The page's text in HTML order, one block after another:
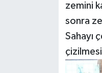
zemini
sonra
Sahayı
Teknoloji
Televizyon